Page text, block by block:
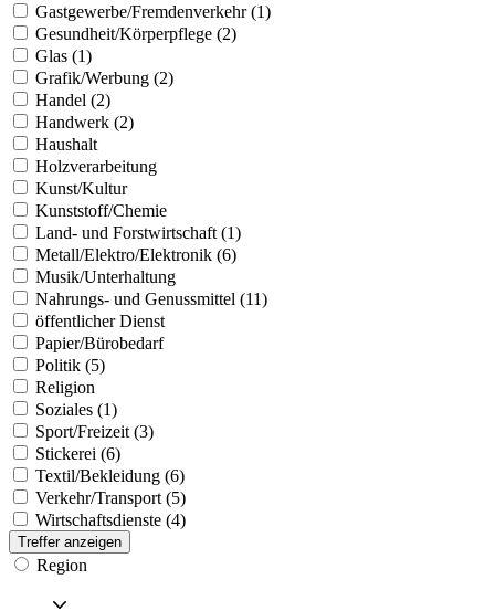
Gastgewerbe/Fremdenverkehr (1)
Gesundheit/Körperpflege (2)
Glas (1)
Grafik/Werbung (2)
Handel (2)
Handwerk (2)
Haushalt
Holzverarbeitung
Kunst/Kultur
Kunststoff/Chemie
Land- und Forstwirtschaft (1)
Metall/Elektro/Elektronik (6)
Musik/Unterhaltung
Nahrungs- und Genussmittel (11)
öffentlicher Dienst
Papier/Bürobedarf
Politik (5)
Religion
Soziales (1)
Sport/Freizeit (3)
Stickerei (6)
Textil/Bekleidung (6)
Verkehr/Transport (5)
Wirtschaftsdienste (4)
Treffer anzeigen
Region